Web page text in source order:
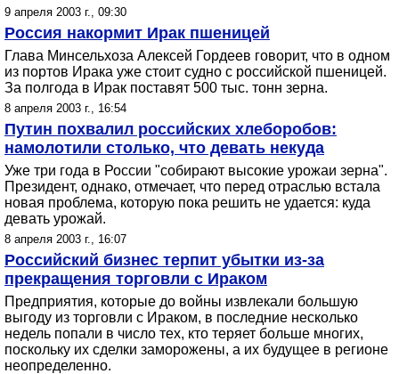
9 апреля 2003 г., 09:30
Россия накормит Ирак пшеницей
Глава Минсельхоза Алексей Гордеев говорит, что в одном
из портов Ирака уже стоит судно с российской пшеницей.
За полгода в Ирак поставят 500 тыс. тонн зерна.
8 апреля 2003 г., 16:54
Путин похвалил российских хлеборобов:
намолотили столько, что девать некуда
Уже три года в России "собирают высокие урожаи зерна".
Президент, однако, отмечает, что перед отраслью встала
новая проблема, которую пока решить не удается: куда
девать урожай.
8 апреля 2003 г., 16:07
Российский бизнес терпит убытки из-за
прекращения торговли с Ираком
Предприятия, которые до войны извлекали большую
выгоду из торговли с Ираком, в последние несколько
недель попали в число тех, кто теряет больше многих,
поскольку их сделки заморожены, а их будущее в регионе
неопределенно.